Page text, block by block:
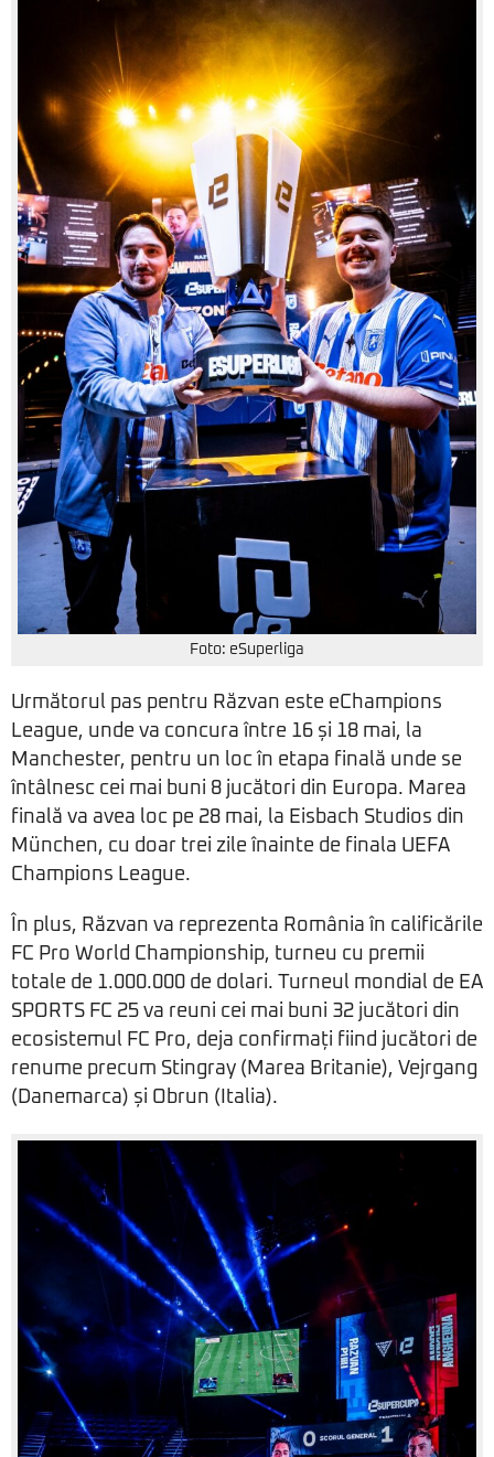
Foto: eSuperliga
Următorul pas pentru Răzvan este eChampions
League, unde va concura între 16 și 18 mai, la
Manchester, pentru un loc în etapa finală unde se
întâlnesc cei mai buni 8 jucători din Europa. Marea
finală va avea loc pe 28 mai, la Eisbach Studios din
München, cu doar trei zile înainte de finala UEFA
Champions League.
În plus, Răzvan va reprezenta România în calificările
FC Pro World Championship, turneu cu premii
totale de 1.000.000 de dolari. Turneul mondial de EA
SPORTS FC 25 va reuni cei mai buni 32 jucători din
ecosistemul FC Pro, deja confirmați fiind jucători de
renume precum Stingray (Marea Britanie), Vejrgang
(Danemarca) și Obrun (Italia).